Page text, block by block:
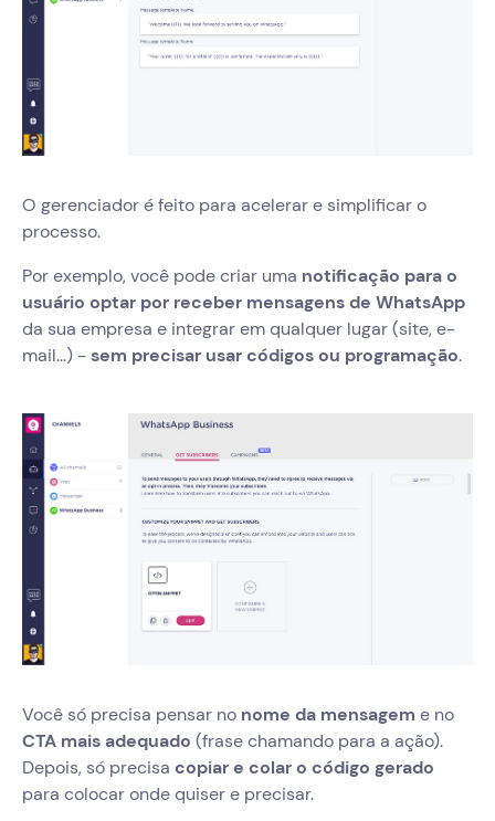
O gerenciador é feito para acelerar e simplificar o
processo.
Por exemplo, você pode criar uma notificação para o
usuário optar por receber mensagens de WhatsApp
da sua empresa e integrar em qualquer lugar (site, e-
mail...) -sem precisar usar códigos ou programação.
Você só precisa pensar no nome da mensagem e no
CTA mais adequado (frase chamando para a ação).
Depois, só precisa copiar e colar o código gerado
para colocar onde quiser e precisar.